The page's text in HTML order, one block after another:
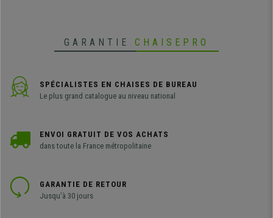
GARANTIE CHAISEPRO
SPÉCIALISTES EN CHAISES DE BUREAU
Le plus grand catalogue au niveau national
ENVOI GRATUIT DE VOS ACHATS
dans toute la France métropolitaine
GARANTIE DE RETOUR
Jusqu'à 30 jours